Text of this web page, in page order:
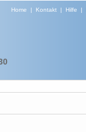
Home | Kontakt| Hilfe |